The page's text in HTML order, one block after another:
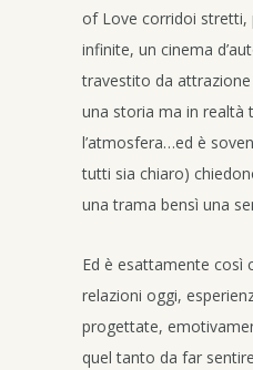
of Love corridoi stretti,
infinite, un cinema
travestito da
una storia ma in realtà
l’atmosfera…ed è
tutti sia chiaro)
una trama bensì una
Ed è esattamente così
relazioni oggi,
progettate,
quel tanto da far